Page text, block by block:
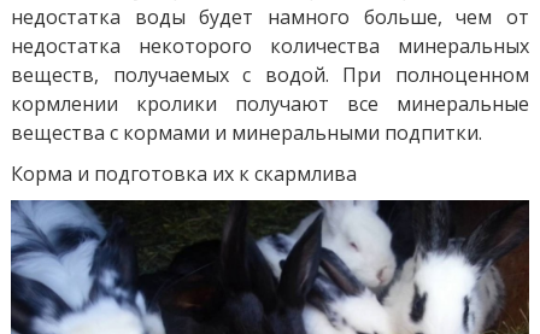
недостатка воды будет намного больше, чем от
недостатка некоторого количества минеральных
веществ, получаемых с водой. При полноценном
кормлении кролики получают все минеральные
вещества с кормами и минеральными подпитки.
Корма и подготовка их к скармлива